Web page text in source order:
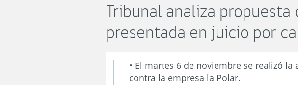
Tribunal analiza propuesta
presentada en juicio por
• El martes 6 de noviembre se realizó
contra la empresa la Polar.